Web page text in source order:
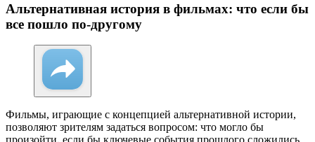
Альтернативная история в фильмах: что если бы
все пошло по-другому
Фильмы, играющие с концепцией альтернативной истории,
позволяют зрителям задаться вопросом: что могло бы